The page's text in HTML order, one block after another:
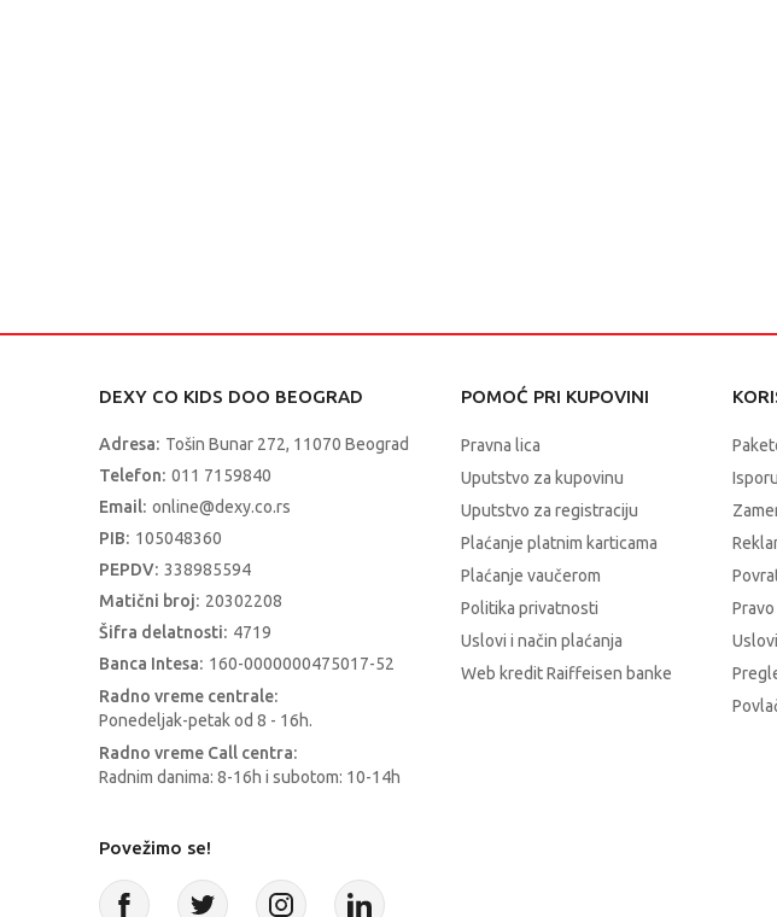
DEXY CO KIDS DOO BEOGRAD
Adresa: Tošin Bunar 272, 11070 Beograd
Telefon: 011 7159840
Email: online@dexy.co.rs
PIB: 105048360
PEPDV: 338985594
Matični broj: 20302208
Šifra delatnosti: 4719
Banca Intesa: 160-0000000475017-52
Radno vreme centrale:
Ponedeljak-petak od 8 - 16h.
Radno vreme Call centra:
Radnim danima: 8-16h i subotom: 10-14h
POMOĆ PRI KUPOVINI
Pravna lica
Uputstvo za kupovinu
Uputstvo za registraciju
Plaćanje platnim karticama
Plaćanje vaučerom
Politika privatnosti
Uslovi i način plaćanja
Web kredit Raiffeisen banke
Povežimo se!